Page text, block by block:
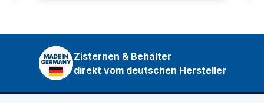
Zisternen & Behälter
direkt vom deutschen Hersteller